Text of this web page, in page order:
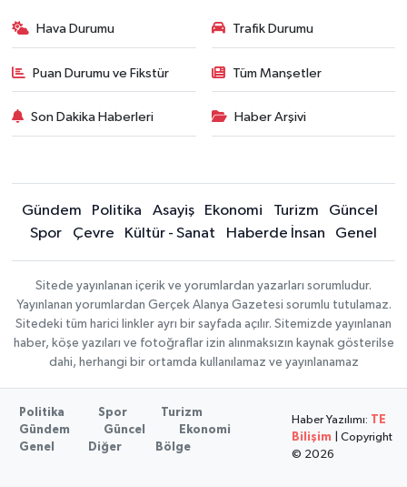
Hava Durumu Trafik Durumu
Puan Durumu ve Fikstür Tüm Manşetler
Son Dakika Haberleri Haber Arşivi
Gündem Politika Asayiş Ekonomi Turizm
Güncel
Spor
Çevre Kültür - Sanat Haberde İnsan Genel
Sitede yayınlanan içerik ve yorumlardan yazarları sorumludur.
Yayınlanan yorumlardan Gerçek Alanya Gazetesi sorumlu tutulamaz.
Sitedeki tüm harici linkler ayrı bir sayfada açılır. Sitemizde yayınlanan
haber, köşe yazıları ve fotoğraflar izin alınmaksızın kaynak gösterilse
dahi, herhangi bir ortamda kullanılamaz ve yayınlanamaz
Politika Spor
Turizm
Gündem
Güncel
Ekonomi
Genel
Diğer Bölge
Haber Yazılımı:
TE
Bilişim | Copyright
© 2026